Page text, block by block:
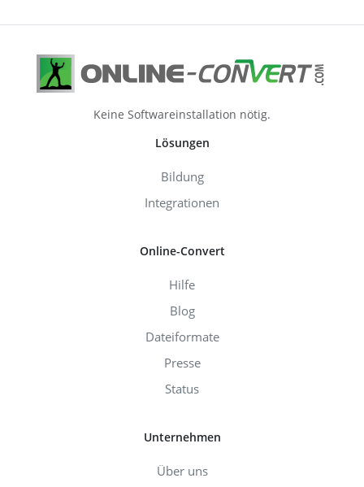
Keine Softwareinstallation nötig.
Lösungen
Bildung
Integrationen
Online-Convert
Hilfe
Blog
Dateiformate
Presse
Status
Unternehmen
Über uns